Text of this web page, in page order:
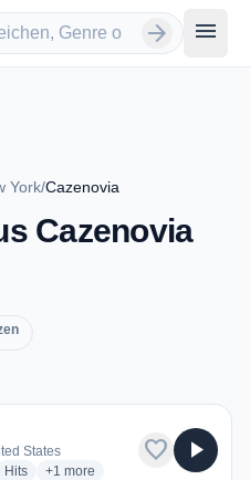
arrow_forward menu
York/Cazenovia
Cazenovia
States
stations
Hitsradio stations
+1 more genres for WITC
more
favorite play_arrow